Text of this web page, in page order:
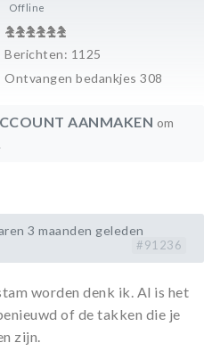
Offline
Berichten: 1125
Ontvangen bedankjes 308
AANMAKEN om
3 maanden geleden
#91236
worden denk ik. Al is het
of de takken die je
zijn.